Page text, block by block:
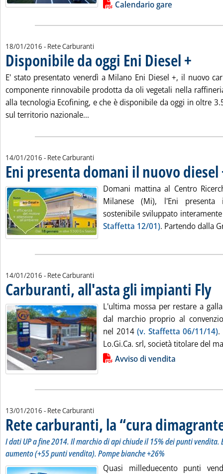
Lista allegati PDF alla notiziaCalendario gare
18/01/2016 - Rete Carburanti
Disponibile da oggi Eni Diesel +
E' stato presentato venerdì a Milano Eni Diesel +, il nuovo
componente rinnovabile prodotta da oli vegetali nella
alla tecnologia Ecofining, e che è disponibile da oggi in oltre
sul territorio nazionale...
14/01/2016 - Rete Carburanti
Eni presenta domani il nuovo diesel
Domani mattina al Centro
Milanese (Mi), l'Eni presenta
sostenibile sviluppato
Staffetta 12/01). Partendo dalla
14/01/2016 - Rete Carburanti
Carburanti, all'asta gli impianti Fly.
L'ultima mossa per restare a
dal marchio proprio al
nel 2014(v. Staffetta 06/11/14).
Lo.Gi.Ca. srl, società titolare del
Lista allegati PDF alla notiziaAvviso di vendita
13/01/2016 - Rete Carburanti
Rete carburanti, la “cura
I dati UP a fine 2014. Il marchio di api chiude il 15% dei punti vendita.
aumento (+55 punti vendita). Pompe bianche +26%
Quasi milleduecento punti